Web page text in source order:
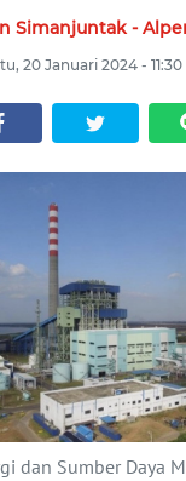
Simanjuntak -
20 Januari 2024 -
dan Sumber Daya